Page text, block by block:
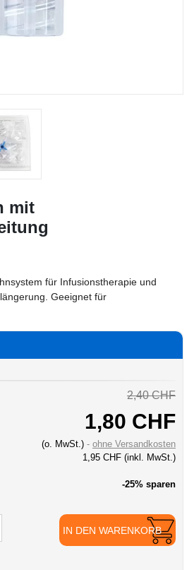
mit
für Infusionstherapie und
Geeignet für
2,40 CHF
1,80 CHF
(o. MwSt.)
ohne Versandkosten
1,95 CHF (inkl. MwSt.)
-25% sparen
IN DEN WARENKORB